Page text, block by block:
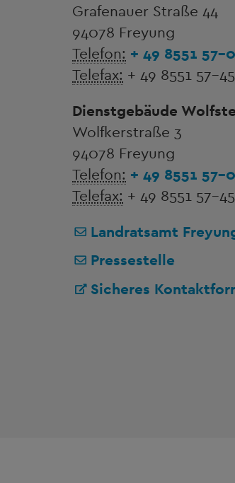
Grafenauer Straße 44
94078 Freyung
Telefon: + 49 8551 57-0
Telefax: + 49 8551 57-
Dienstgebäude
Wolfkerstraße 3
94078 Freyung
Telefon: + 49 8551 57-0
Telefax: + 49 8551 57-
Landratsamt
Pressestelle
Sicheres